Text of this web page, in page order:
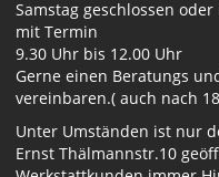
Samstag geschlossen
mit Termin
9.30 Uhr bis 12.00 Uhr
Gerne einen Beratungs
vereinbaren.( auch nach
Unter Umständen ist nur
Ernst Thälmannstr.10